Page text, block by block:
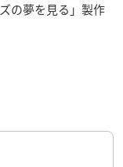
の夢を見る」製作